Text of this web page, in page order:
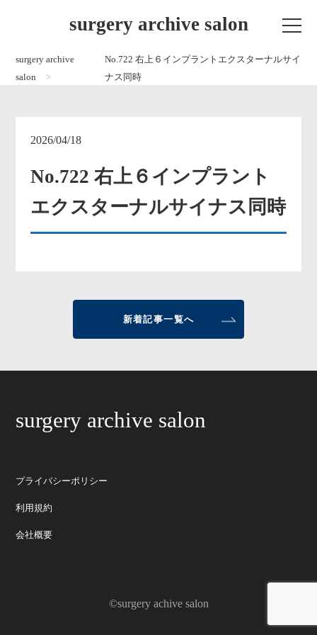
surgery archive salon
surgery archive
salon
No.722 右上６インプラントエクスターナルサイ
ナス同時
2026/04/18
No.722 右上６インプラント
エクスターナルサイナス同時
新着記事一覧へ
surgery archive salon
プライバシーポリシー
利用規約
会社概要
©surgery achive salon